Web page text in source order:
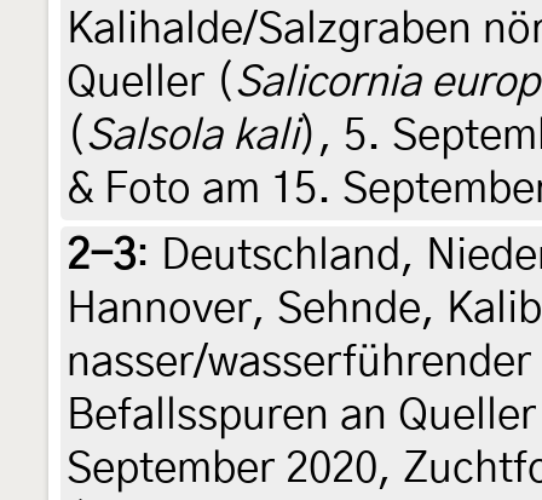
Kalihalde/Salzgraben
Queller ( Salicornia
( Salsola kali), 5.
& Foto am 15.
2-3: Deutschland,
Hannover, Sehnde,
nasser/
Befallsspuren an
September 2020,